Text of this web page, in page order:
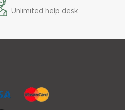
Unlimited help desk